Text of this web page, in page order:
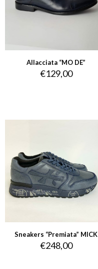
Allacciata “MO DE”
€129,00
Sneakers “Premiata” MICK
€248,00